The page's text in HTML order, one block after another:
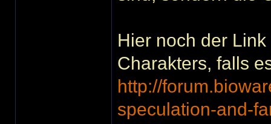
Hier noch der
Charakters, falls
http://
speculation-and-